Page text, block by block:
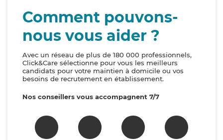
Comment pouvons-
nous vous aider ?
Avec un réseau de plus de 180 000 professionnels,
Click&Care sélectionne pour vous les meilleurs
candidats pour votre maintien à domicile ou vos
besoins de recrutement en établissement.
Nos conseillers vous accompagnent 7/7